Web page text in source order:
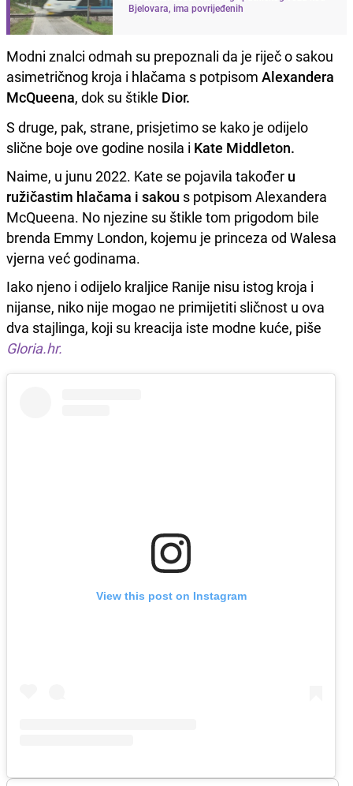
Bjelovara, ima povrijeđenih
Modni znalci odmah su prepoznali da je riječ o sakou
asimetričnog kroja i hlačama s potpisom Alexandera
McQueena, dok su štikle Dior.
S druge, pak, strane, prisjetimo se kako je odijelo
slične boje ove godine nosila i Kate Middleton.
Naime, u junu 2022. Kate se pojavila također u
ružičastim hlačama i sakou s potpisom Alexandera
McQueena. No njezine su štikle tom prigodom bile
brenda Emmy London, kojemu je princeza od Walesa
vjerna već godinama.
Iako njeno i odijelo kraljice Ranije nisu istog kroja i
nijanse, niko nije mogao ne primijetiti sličnost u ova
dva stajlinga, koji su kreacija iste modne kuće, piše
Gloria.hr.
View this post on Instagram